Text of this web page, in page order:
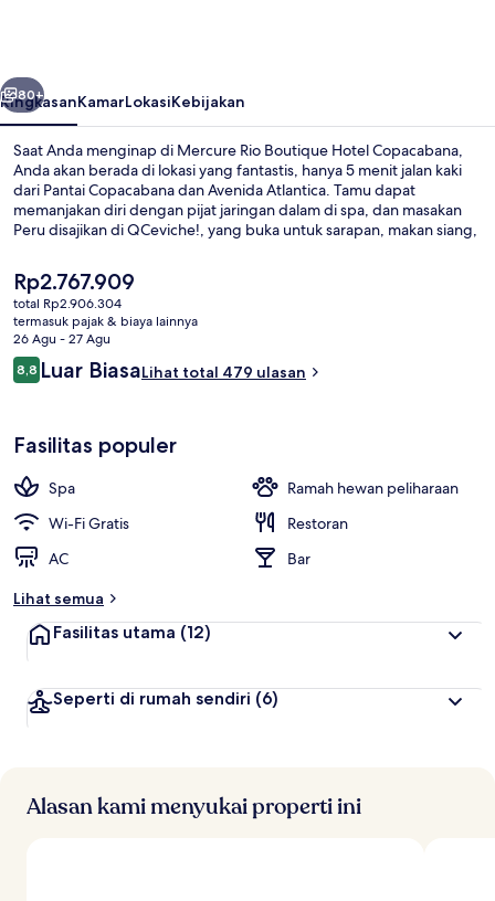
Berikutnya
80+
RingkasanKamarLokasiKebijakan
Saat Anda menginap di Mercure Rio Boutique Hotel Copacabana,
Anda akan berada di lokasi yang fantastis, hanya 5 menit jalan kaki
dari Pantai Copacabana dan Avenida Atlantica. Tamu dapat
memanjakan diri dengan pijat jaringan dalam di spa, dan masakan
Peru disajikan di QCeviche!, yang buka untuk sarapan, makan siang,
Mountain dapat dicapai dengan berkendara singkat.Para traveler
menyukai staf dan kenyamanan kamar. Properti ini berada dekat
dengan transportasi umum: Stasiun Siqueira Campos berjarak 7
menit dan Stasiun Cardeal Arcoverde berjarak 14 menit.
Harga
saat
ini
Rp2.767.909
Rp2.767.909
total Rp2.906.304
termasuk pajak & biaya lainnya
26 Agu - 27 Agu
Ulasan
8,88,8 dari 10
Luar BiasaLihat total 479 ulasan
Fasilitas populer
Spa
Ramah hewan peliharaan
Wi-Fi Gratis
Restoran
AC
Bar
Lihat semua
Fasilitas utama (12)
Seperti di rumah sendiri (6)
Alasan kami menyukai properti ini